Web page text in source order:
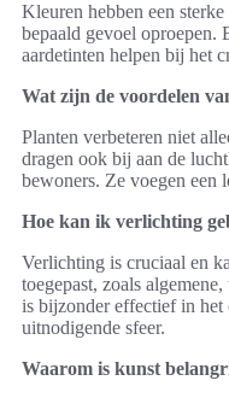
Kleuren hebben een
bepaald gevoel oproepen.
aardetinten helpen bij het
Wat zijn de voordelen
Planten verbeteren niet
dragen ook bij aan de
bewoners. Ze voegen een
Hoe kan ik verlichting
Verlichting is cruciaal en
toegepast, zoals
is bijzonder effectief in het
uitnodigende sfeer.
Waarom is kunst